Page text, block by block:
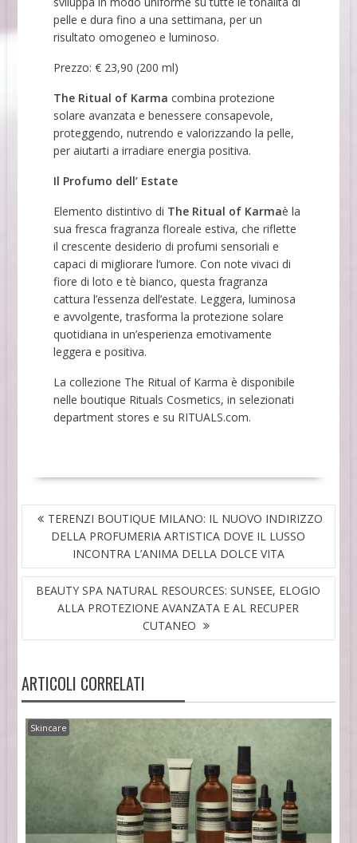
pelle e dura fino a una settimana, per un
risultato omogeneo e luminoso.
Prezzo: € 23,90 (200 ml)
The Ritual of Karma combina protezione
solare avanzata e benessere consapevole,
proteggendo, nutrendo e valorizzando la pelle,
per aiutarti a irradiare energia positiva.
Il Profumo dell’ Estate
Elemento distintivo di The Ritual of Karmaè la
sua fresca fragranza floreale estiva, che riflette
il crescente desiderio di profumi sensoriali e
capaci di migliorare l’umore. Con note vivaci di
fiore di loto e tè bianco, questa fragranza
cattura l’essenza dell’estate. Leggera, luminosa
e avvolgente, trasforma la protezione solare
quotidiana in un’esperienza emotivamente
leggera e positiva.
La collezione The Ritual of Karma è disponibile
nelle boutique Rituals Cosmetics, in selezionati
department stores e su RITUALS.com.
NAVIGAZIONE
ARTICOLI
TERENZI BOUTIQUE MILANO: IL NUOVO INDIRIZZO
DELLA PROFUMERIA ARTISTICA DOVE IL LUSSO
INCONTRA L’ANIMA DELLA DOLCE VITA
BEAUTY SPA NATURAL RESOURCES: SUNSEE, ELOGIO
ALLA PROTEZIONE AVANZATA E AL RECUPER
CUTANEO
ARTICOLI CORRELATI
Skincare